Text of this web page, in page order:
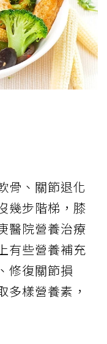
骨、關節退化
幾步階梯，膝
醫院營養治療
有些營養補充
修復關節損
多樣營養素，